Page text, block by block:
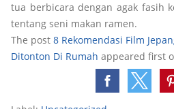
tua berbicara dengan agak fasih
tentang seni makan ramen.
The post 8 Rekomendasi Film
Ditonton Di Rumah appeared first